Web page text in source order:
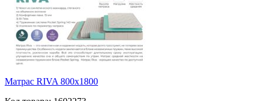
Матрас RIVA 800х1800